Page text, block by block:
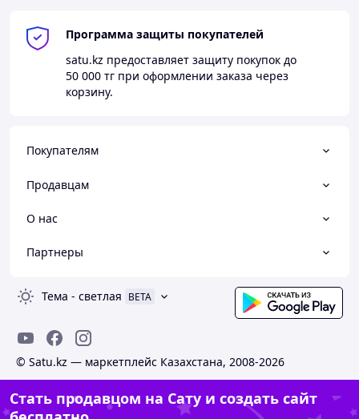
Программа защиты покупателей
satu.kz предоставляет защиту покупок до
50 000 тг при оформлении заказа через
корзину.
Покупателям
Продавцам
О нас
Партнеры
Тема - светлая BETA
© Satu.kz — маркетплейс Казахстана, 2008-2026
Стать продавцом на Сату и создать сайт